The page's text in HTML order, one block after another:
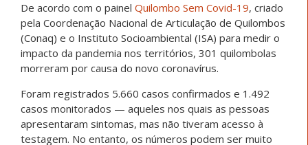
De acordo com o painel Quilombo Sem Covid-19, criado
pela Coordenação Nacional de Articulação de Quilombos
(Conaq) e o Instituto Socioambiental (ISA) para medir o
impacto da pandemia nos territórios, 301 quilombolas
morreram por causa do novo coronavírus.
Foram registrados 5.660 casos confirmados e 1.492
casos monitorados — aqueles nos quais as pessoas
apresentaram sintomas, mas não tiveram acesso à
testagem. No entanto, os números podem ser muito